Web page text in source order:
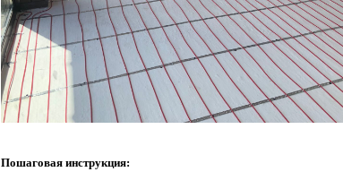
Пошаговая инструкция: